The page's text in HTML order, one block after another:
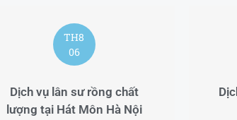
Dịch vụ múa lân sự kiện tại
Xuân Đỉnh Hà Nội